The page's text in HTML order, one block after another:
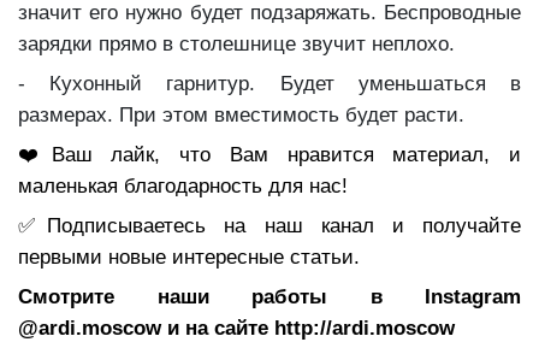
значит его нужно будет подзаряжать. Беспроводные
зарядки прямо в столешнице звучит неплохо.
- Кухонный гарнитур. Будет уменьшаться в
размерах. При этом вместимость будет расти.
❤️Ваш лайк, что Вам нравится материал, и
маленькая благодарность для нас!
✅Подписываетесь на наш канал и получайте
первыми новые интересные статьи.
Смотрите наши работы в Instagram
@ardi.moscow и на сайте http://ardi.moscow